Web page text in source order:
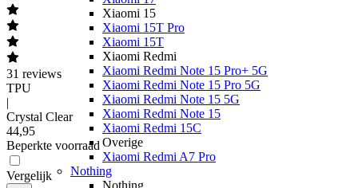
Xiaomi 15
Xiaomi 15T Pro
Xiaomi 15T
Xiaomi Redmi
Xiaomi Redmi Note 15 Pro+ 5G
Xiaomi Redmi Note 15 Pro 5G
Xiaomi Redmi Note 15 5G
Xiaomi Redmi Note 15
Xiaomi Redmi 15C
Overige
Xiaomi Redmi A7 Pro
Nothing
Nothing
31 reviews
TPU
|
Crystal Clear
44,95
Beperkte voorraad
Vergelijk